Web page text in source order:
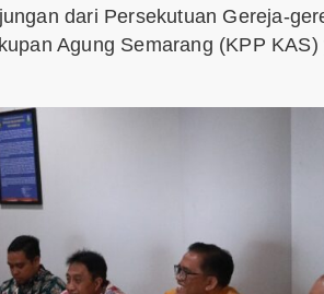
dari Persekutuan Gereja-
Agung Semarang (KPP